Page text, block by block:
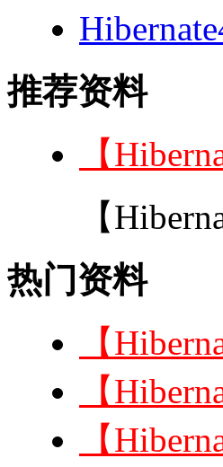
推荐资料
【
【
热门资料
【
【
【